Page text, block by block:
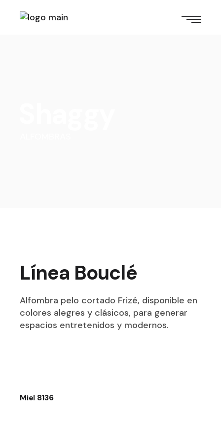
Línea Bouclé
Alfombra pelo cortado Frizé, disponible en
colores alegres y clásicos, para generar
espacios entretenidos y modernos.
Miel 8136